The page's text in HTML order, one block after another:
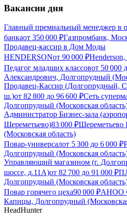
Вакансии дня
Главный премиальный менеджер в
банкаот 350 000 ₽Газпромбанк,
Продавец-кассир в Дом Моды
HENDERSONот 90 000 ₽
Педагог младших классовот 50 000
Александрович, Долгопрудный
Продавец-Кассир (Долгопрудный,
ш.)от 82 800 до 96 600 ₽Сеть
Долгопрудный (Московская
Администратор Бизнес-зала
Шереметьево)83 000 ₽
(Московская область)
Повар-универсалот 5 300 до 6 000 ₽
Долгопрудный (Московская
Управляющий магазином (г.
шоссе, д.11А)от 82 700 до 91 000 ₽
Долгопрудный (Московская
Повар горячего цеха90 000 ₽АНОО
Капицы, Долгопрудный
HeadHunter